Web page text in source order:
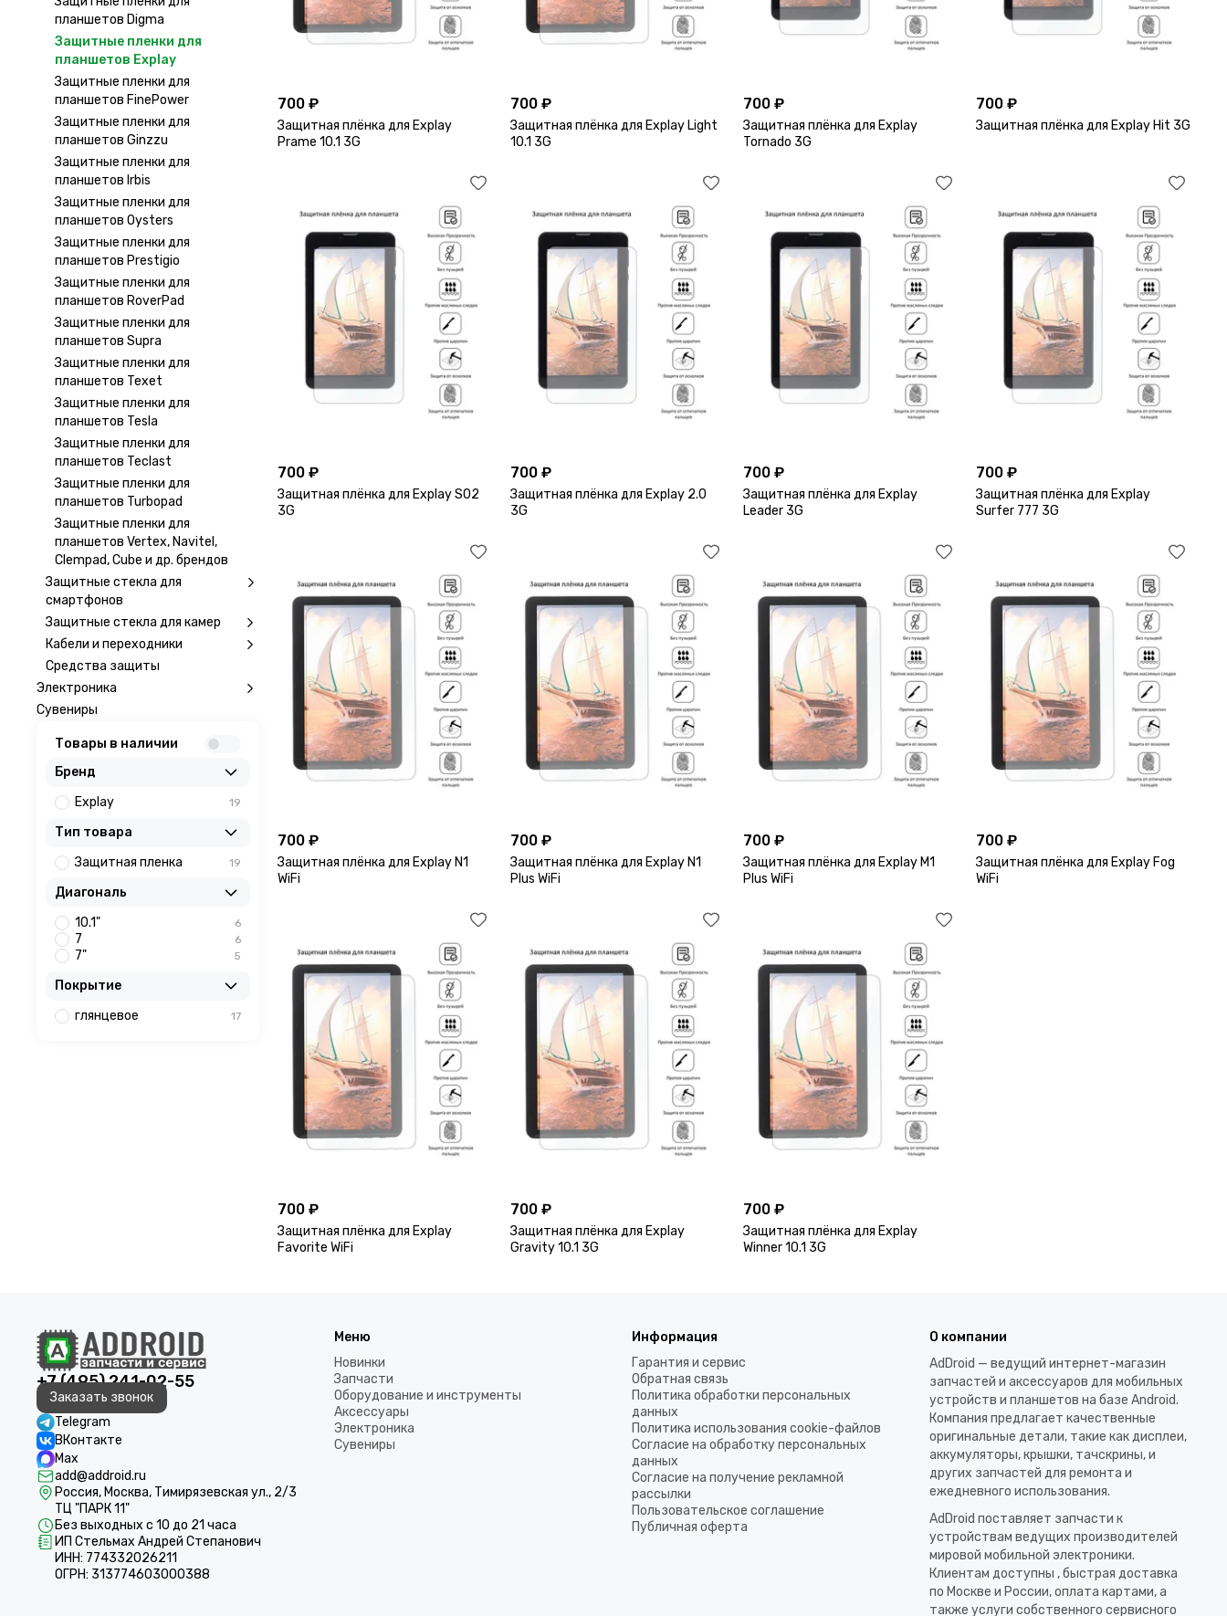
700 ₽
Защитная плёнка для Explay
Prame 10.1 3G
700 ₽
Защитная плёнка для Explay Light
10.1 3G
700 ₽
Защитная плёнка для Explay
Tornado 3G
700 ₽
Защитная плёнка для Explay Hit 3G
700 ₽
Защитная плёнка для Explay S02
3G
700 ₽
Защитная плёнка для Explay 2.0
3G
700 ₽
Защитная плёнка для Explay
Leader 3G
700 ₽
Защитная плёнка для Explay
Surfer 777 3G
700 ₽
Защитная плёнка для Explay N1
WiFi
700 ₽
Защитная плёнка для Explay N1
Plus WiFi
700 ₽
Защитная плёнка для Explay M1
Plus WiFi
700 ₽
Защитная плёнка для Explay Fog
WiFi
700 ₽
Защитная плёнка для Explay
Favorite WiFi
700 ₽
Защитная плёнка для Explay
Gravity 10.1 3G
700 ₽
Защитная плёнка для Explay
Winner 10.1 3G
планшетов Digma
Защитные пленки для
планшетов Explay
Защитные пленки для
планшетов FinePower
Защитные пленки для
планшетов Ginzzu
Защитные пленки для
планшетов Irbis
Защитные пленки для
планшетов Oysters
Защитные пленки для
планшетов Prestigio
Защитные пленки для
планшетов RoverPad
Защитные пленки для
планшетов Supra
Защитные пленки для
планшетов Texet
Защитные пленки для
планшетов Tesla
Защитные пленки для
планшетов Teclast
Защитные пленки для
планшетов Turbopad
Защитные пленки для
планшетов Vertex, Navitel,
Clempad, Cube и др. брендов
Защитные стекла для
смартфонов
Защитные стекла для камер
Кабели и переходники
Средства защиты
Электроника
Сувениры
Товары в наличии
Бренд
Explay
19
Тип товара
Защитная пленка
19
Диагональ
10.1"
6
7 6
7" 5
Покрытие
глянцевое
17
+7 (495) 241-02-55
Заказать звонок
Telegram
ВКонтакте
Max
add@addroid.ru
Россия, Москва, Тимирязевская ул., 2/3
ТЦ "ПАРК 11"
Без выходных с 10 до 21 часа
ИП Стельмах Андрей Степанович
ИНН: 774332026211
ОГРН: 313774603000388
Меню
Новинки
Запчасти
Оборудование и инструменты
Аксессуары
Электроника
Сувениры
Информация
Гарантия и сервис
Обратная связь
Политика обработки персональных
данных
Политика использования cookie-файлов
Согласие на обработку персональных
данных
Согласие на получение рекламной
рассылки
Пользовательское соглашение
Публичная оферта
О компании
AdDroid — ведущий интернет-магазин
запчастей и аксессуаров для мобильных
устройств и планшетов на базе Android.
Компания предлагает качественные
оригинальные детали, такие как дисплеи,
аккумуляторы, крышки, тачскрины, и
других запчастей для ремонта и
ежедневного использования.​
AdDroid поставляет запчасти к
устройствам ведущих производителей
мировой мобильной электроники.
Клиентам доступны , быстрая доставка
по Москве и России, оплата картами, а
также услуги собственного сервисного